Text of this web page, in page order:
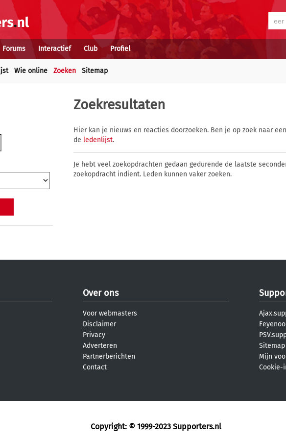
Forums Interactief Club Profiel
Wie online Zoeken Sitemap
Zoekresultaten
Hier kan je nieuws en reacties doorzoeken. Ben je op zoek naar
de ledenlijst.
Je hebt veel zoekopdrachten gedaan gedurende de laatste
zoekopdracht indient. Leden kunnen vaker zoeken.
Over ons
Voor webmasters
Disclaimer
Privacy
Adverteren
Partnerberichten
Contact
Sitemap
Mijn
Cookie-
Copyright: © 1999-2023 Supporters.nl